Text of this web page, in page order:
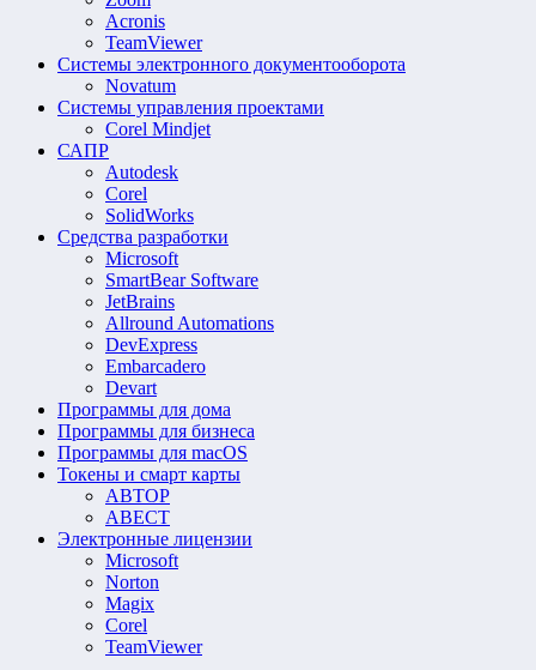
Acronis
TeamViewer
Системы электронного документооборота
Novatum
Системы управления проектами
Corel Mindjet
САПР
Autodesk
Corel
SolidWorks
Средства разработки
Microsoft
SmartBear Software
JetBrains
Allround Automations
DevExpress
Embarcadero
Devart
Программы для дома
Программы для бизнеса
Программы для macOS
Токены и смарт карты
АВТОР
АВЕСТ
Электронные лицензии
Microsoft
Norton
Magix
Corel
TeamViewer